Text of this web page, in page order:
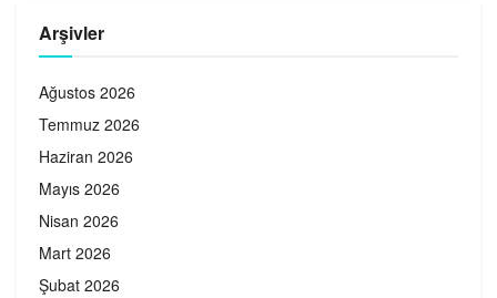
Arşivler
Ağustos 2026
Temmuz 2026
Haziran 2026
Mayıs 2026
Nisan 2026
Mart 2026
Şubat 2026